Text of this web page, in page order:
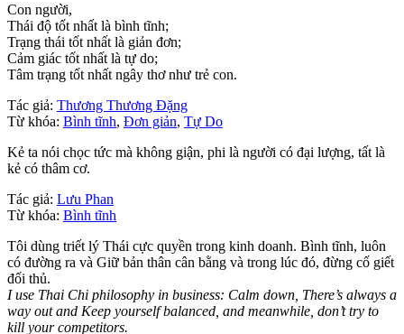
Con người,
Thái độ tốt nhất là bình tĩnh;
Trạng thái tốt nhất là giản đơn;
Cảm giác tốt nhất là tự do;
Tâm trạng tốt nhất ngây thơ như trẻ con.
Tác giả: Thương Thương Đặng
Từ khóa: Bình tĩnh, Đơn giản, Tự Do
Kẻ ta nói chọc tức mà không giận, phi là người có đại lượng, tất là
kẻ có thâm cơ.
Tác giả: Lưu Phan
Từ khóa: Bình tĩnh
Tôi dùng triết lý Thái cực quyền trong kinh doanh. Bình tĩnh, luôn
có đường ra và Giữ bản thân cân bằng và trong lúc đó, đừng cố giết
đối thủ.
I use Thai Chi philosophy in business: Calm down, There’s always a
way out and Keep yourself balanced, and meanwhile, don’t try to
kill your competitors.